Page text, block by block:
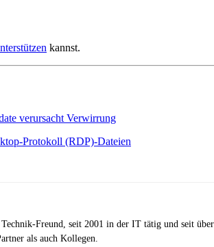
kannst.
verursacht Verwirrung
Protokoll (RDP)-Dateien
Freund, seit 2001 in der IT tätig und seit
als auch Kollegen.